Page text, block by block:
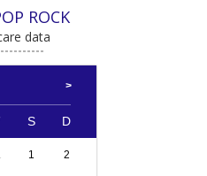
ROCK
data
S D
1 2